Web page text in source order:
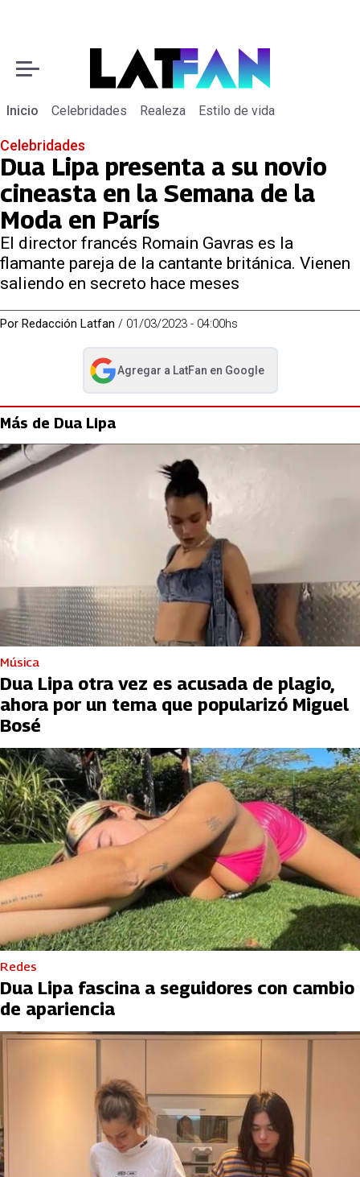
Inicio Celebridades Realeza Estilo de vida
Celebridades
Dua Lipa presenta a su novio
cineasta en la Semana de la
Moda en París
El director francés Romain Gavras es la
flamante pareja de la cantante británica. Vienen
saliendo en secreto hace meses
Por Redacción Latfan / 01/03/2023 - 04:00hs
Agregar a LatFan en Google
abre en nueva pestaña
Más de Dua Lipa
Música
Dua Lipa otra vez es acusada de plagio,
ahora por un tema que popularizó Miguel
Bosé
Redes
Dua Lipa fascina a seguidores con cambio
de apariencia